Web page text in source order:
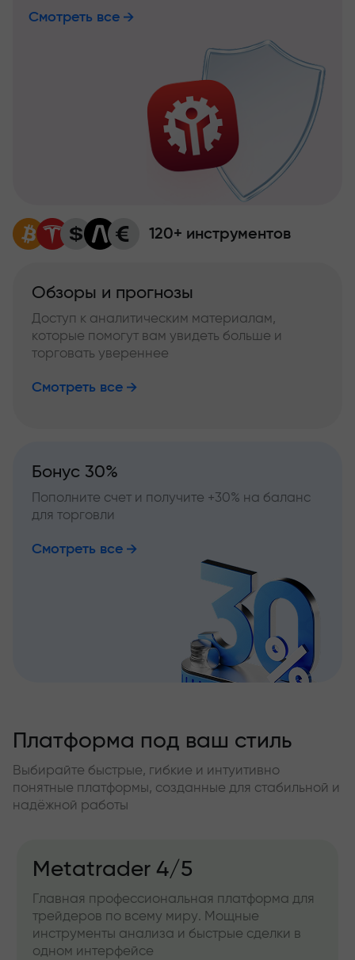
Смотреть все
120+ инструментов
Обзоры и прогнозы
Доступ к аналитическим материалам,
которые помогут вам увидеть больше и
торговать увереннее
Смотреть все
Бонус 30%
Пополните счет и получите +30% на баланс
для торговли
Смотреть все
Платформа под ваш стиль
Выбирайте быстрые, гибкие и интуитивно
понятные платформы, созданные для стабильной и
надёжной работы
Metatrader 4/5
Главная профессиональная платформа для
трейдеров по всему миру. Мощные
инструменты анализа и быстрые сделки в
одном интерфейсе